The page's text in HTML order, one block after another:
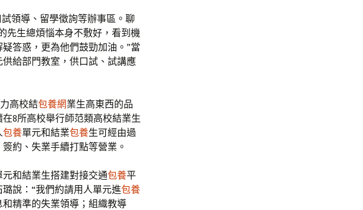
領導、留學徵詢等辦事區。聊
先生總煩惱本身不敷好，看到機
答惑，更為他們鼓勁加油。”當
給部門教室，供口試、試講應
高校結包養網業生高東西的品
8所高校舉行師范類高校結業生
包養單元和結業包養生可經由過
約、失業手續打點等營業。
元和結業生搭建對接交通包養平
說：“我們約請用人單元進包養
精準的失業領導；組織教導